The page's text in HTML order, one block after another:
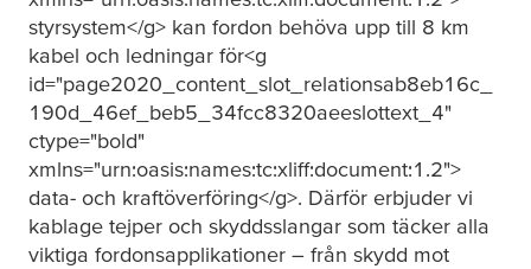
styrsystem</g> kan fordon behöva upp till 8 km
kabel och ledningar för<g
id="page2020_content_slot_relationsab8eb16c_
190d_46ef_beb5_34fcc8320aeeslottext_4"
ctype="bold"
xmlns="urn:oasis:names:tc:xliff:document:1.2">
data- och kraftöverföring</g>. Därför erbjuder vi
kablage tejper och skyddsslangar som täcker alla
viktiga fordonsapplikationer – från skydd mot